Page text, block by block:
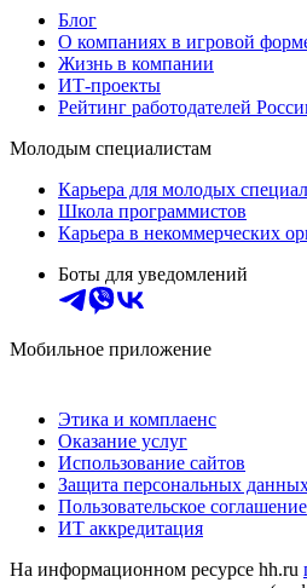
Блог
О компаниях в игровой
Жизнь в компании
ИТ-проекты
Рейтинг работодателей
Молодым специалистам
Карьера для молодых
Школа программистов
Карьера в некоммерческих
Боты для уведомлений
Мобильное приложение
Этика и комплаенс
Оказание услуг
Использование сайтов
Защита персональных
Пользовательское соглашение
ИТ аккредитация
На информационном ресурсе hh.ru